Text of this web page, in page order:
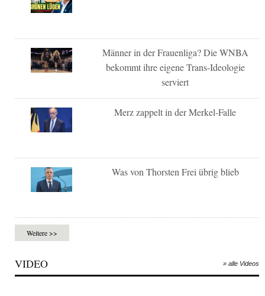
Männer in der Frauenliga? Die WNBA
bekommt ihre eigene Trans-Ideologie
serviert
Merz zappelt in der Merkel-Falle
Was von Thorsten Frei übrig blieb
Weitere >>
VIDEO » alle Videos